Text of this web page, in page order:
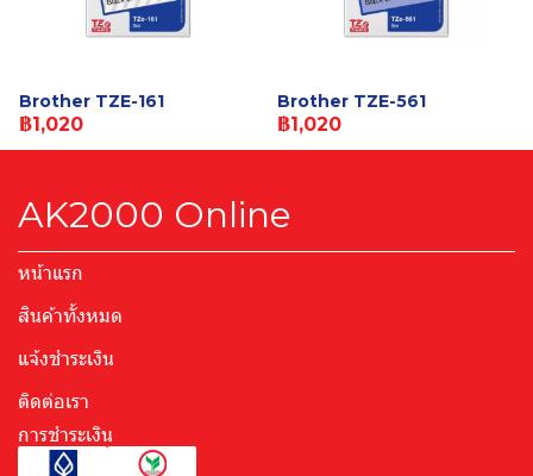
Brother TZE-161
฿1,020
Brother TZE-561
฿1,020
AK2000 Online
หน้าแรก
สินค้าทั้งหมด
แจ้งชำระเงิน
ติดต่อเรา
การชำระเงิน